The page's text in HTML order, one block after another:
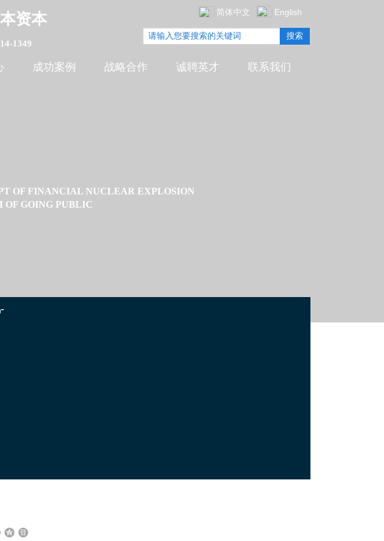
资本
搜索
简体中文 English
OF FINANCIAL NUCLEAR EXPLOSION
GOING PUBLIC
1349
成功案例 战略合作 诚聘英才 联系我们